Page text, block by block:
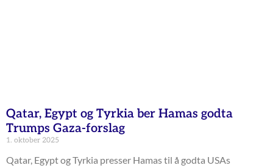
Qatar, Egypt og Tyrkia ber Hamas godta
Trumps Gaza-forslag
1. oktober 2025
Qatar, Egypt og Tyrkia presser Hamas til å godta USAs